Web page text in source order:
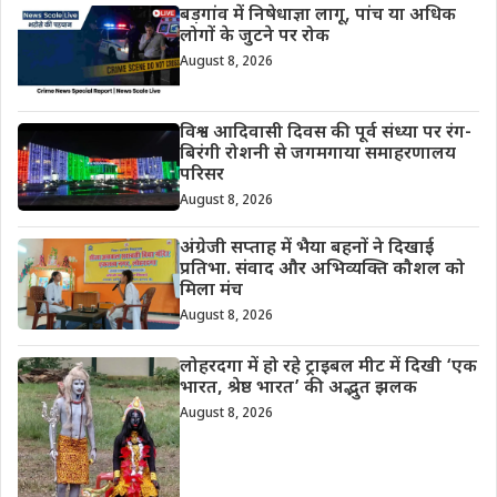
बड़गांव में निषेधाज्ञा लागू, पांच या अधिक
लोगों के जुटने पर रोक
August 8, 2026
विश्व आदिवासी दिवस की पूर्व संध्या पर रंग-
बिरंगी रोशनी से जगमगाया समाहरणालय
परिसर
August 8, 2026
अंग्रेजी सप्ताह में भैया बहनों ने दिखाई
प्रतिभा. संवाद और अभिव्यक्ति कौशल को
मिला मंच
August 8, 2026
लोहरदगा में हो रहे ट्राइबल मीट में दिखी ‘एक
भारत, श्रेष्ठ भारत’ की अद्भुत झलक
August 8, 2026